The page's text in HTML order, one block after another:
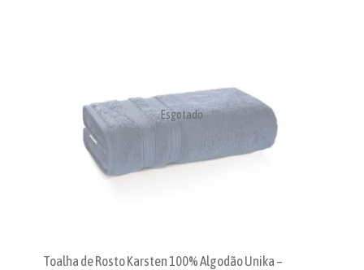
Esgotado
Toalha de Rosto Karsten 100% Algodão Unika –